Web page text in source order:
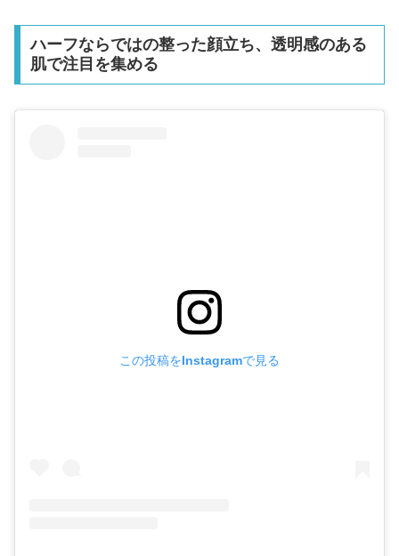
ハーフならではの整った顔立ち、透明感のある
肌で注目を集める
この投稿をInstagramで見る